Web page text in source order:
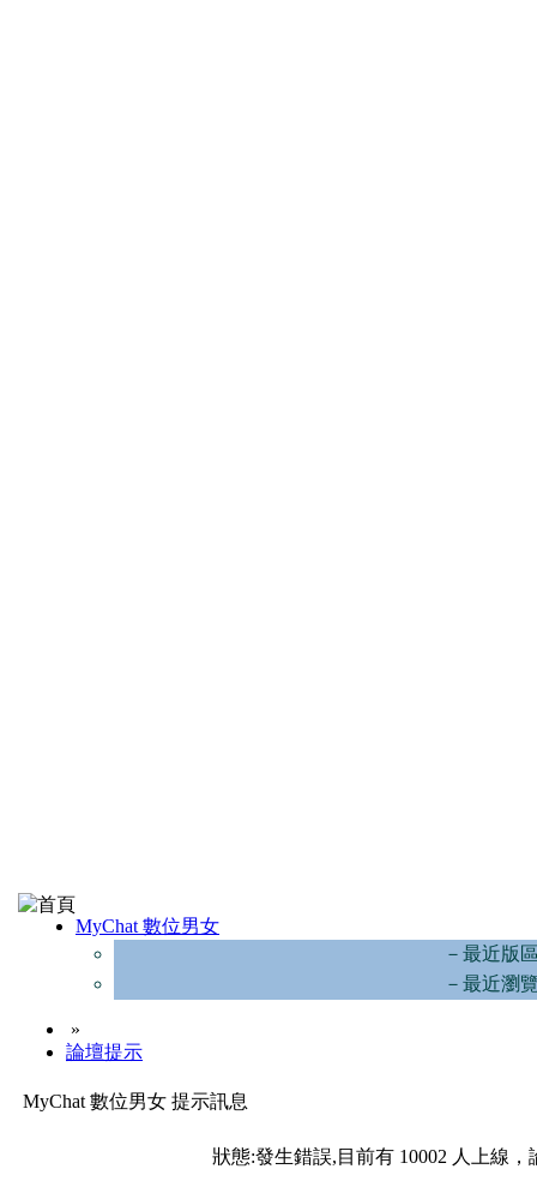
MyChat 數位男女
－最近版
－最近瀏
»
論壇提示
MyChat 數位男女 提示訊息
狀態:發生錯誤,目前有 10002 人上線